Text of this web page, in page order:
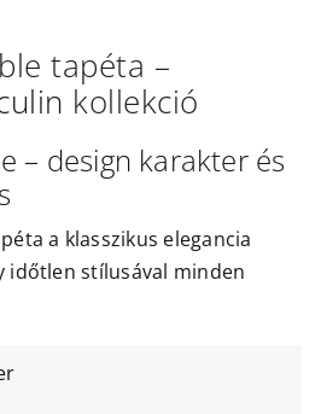
tapéta –
kollekció
– design karakter és
a klasszikus elegancia
időtlen stílusával minden